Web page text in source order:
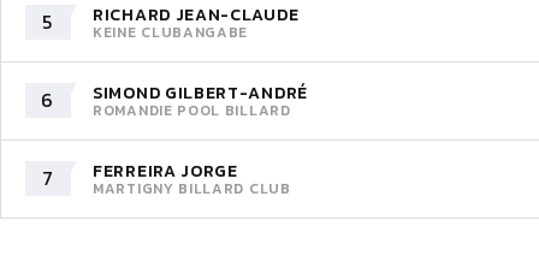
5 RICHARD JEAN-CLAUDE
KEINE CLUBANGABE
6 SIMOND GILBERT-ANDRÉ
ROMANDIE POOL BILLARD
7 FERREIRA JORGE
MARTIGNY BILLARD CLUB